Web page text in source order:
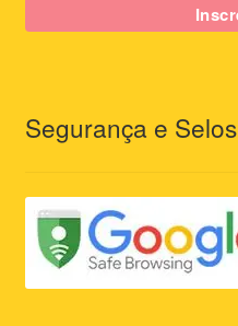
Segurança e Selos